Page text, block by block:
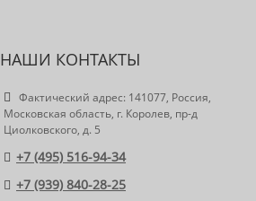
НАШИ КОНТАКТЫ
Фактический адрес: 141077, Россия,
Московская область, г. Королев, пр-д
Циолковского, д. 5
+7 (495) 516-94-34
+7 (939) 840-28-25